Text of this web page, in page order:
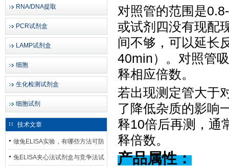
RNA/DNA提取
PCR试剂盒
LAMP试剂盒
细胞
生化检测试剂盒
细胞试剂
技术文章
做兔ELISA实验，有哪些方法可防
止平台效应发生？
兔ELISA夹心法试剂盒与竞争法试
对照管的范围是
或试剂四没有现配
间不够，可以延长
40min）。对照管
释相应倍数。
若出现测定管大于
了降低杂质的影响
释10倍后再测，通
释倍数。
产品属性：